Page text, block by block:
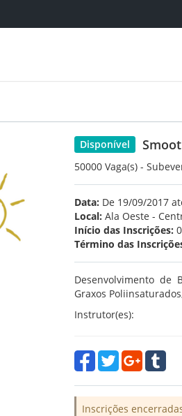
Disponível
50000 Vaga(s) -
Data: De 19/09/2017
Local: Ala Oeste -
Início das Inscrições:
Término das
Desenvolvimento de
Graxos
Instrutor(es):
Inscrições